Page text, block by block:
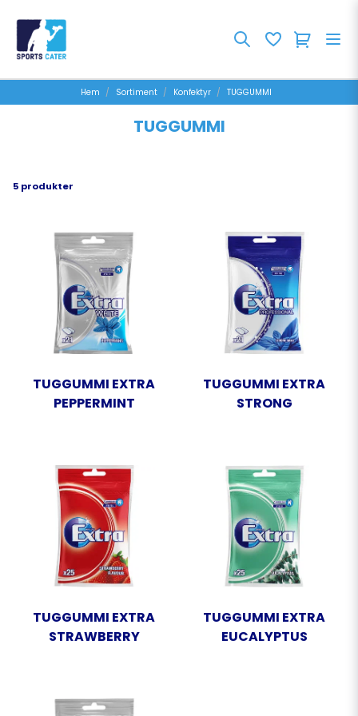
Hem Sortiment Konfektyr TUGGUMMI
TUGGUMMI
5 produkter
TUGGUMMI EXTRA
PEPPERMINT
TUGGUMMI EXTRA
STRONG
TUGGUMMI EXTRA
STRAWBERRY
TUGGUMMI EXTRA
EUCALYPTUS